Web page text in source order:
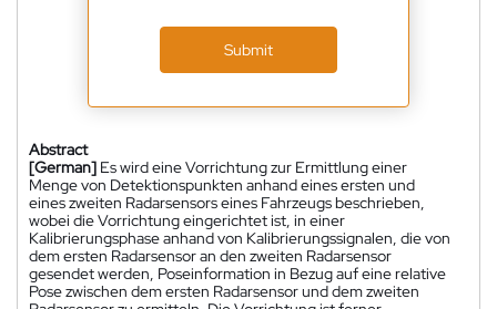
Submit
Abstract
[German] Es wird eine Vorrichtung zur Ermittlung einer
Menge von Detektionspunkten anhand eines ersten und
eines zweiten Radarsensors eines Fahrzeugs beschrieben,
wobei die Vorrichtung eingerichtet ist, in einer
Kalibrierungsphase anhand von Kalibrierungssignalen, die von
dem ersten Radarsensor an den zweiten Radarsensor
gesendet werden, Poseinformation in Bezug auf eine relative
Pose zwischen dem ersten Radarsensor und dem zweiten